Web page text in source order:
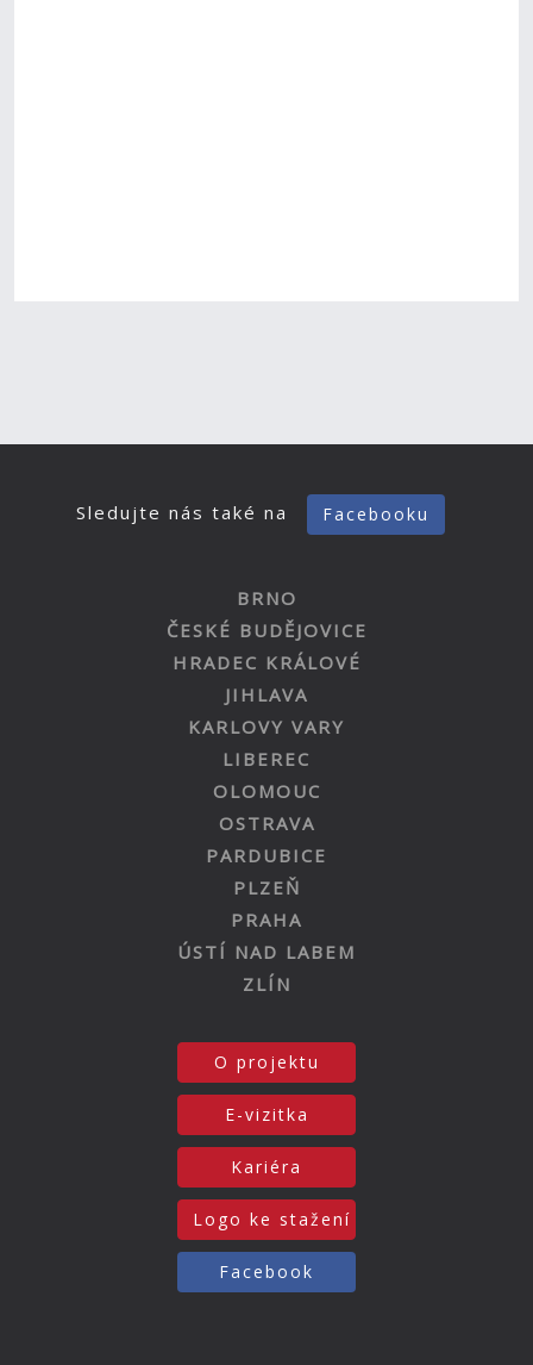
Sledujte nás také na Facebooku
BRNO
ČESKÉ BUDĚJOVICE
HRADEC KRÁLOVÉ
JIHLAVA
KARLOVY VARY
LIBEREC
OLOMOUC
OSTRAVA
PARDUBICE
PLZEŇ
PRAHA
ÚSTÍ NAD LABEM
ZLÍN
O projektu
E-vizitka
Kariéra
Logo ke stažení
Facebook